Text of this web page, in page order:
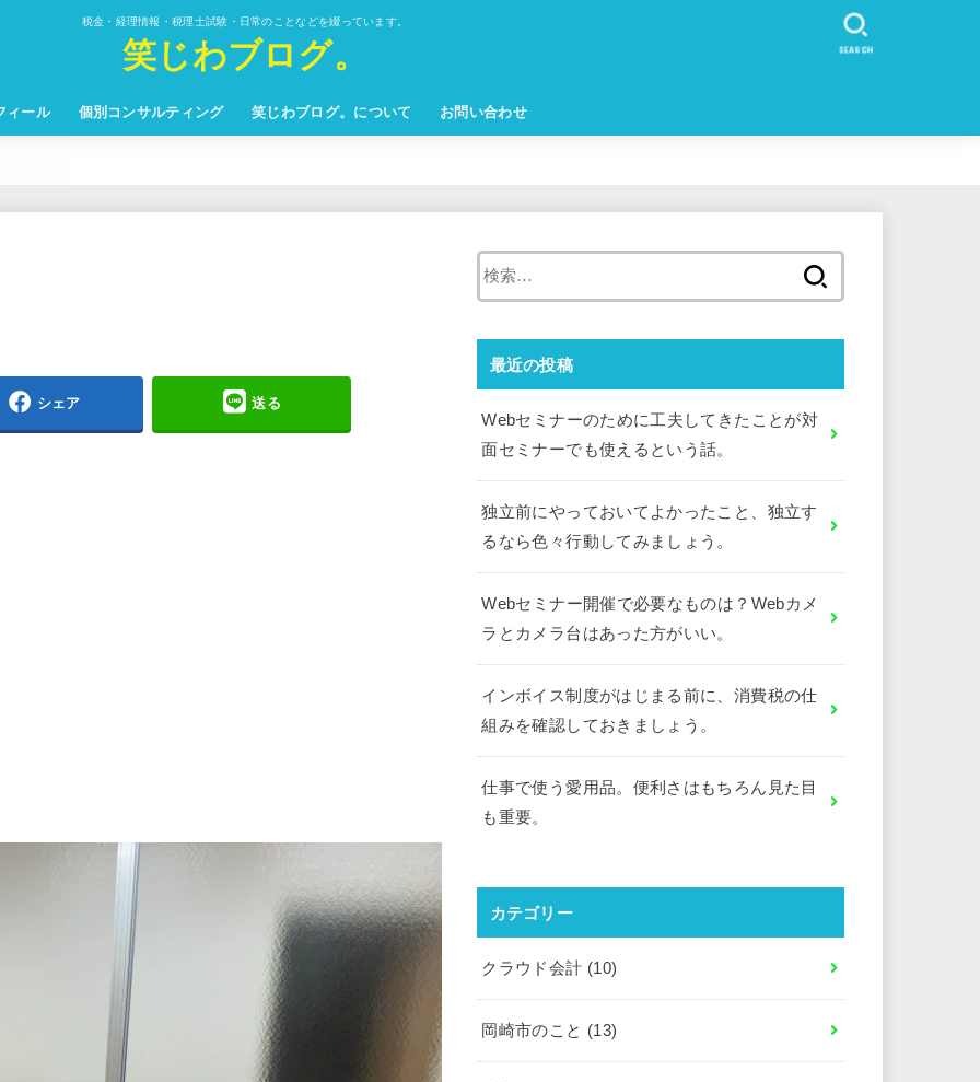
税金・経理情報・税理士試験・日常のことなどを綴っています。
笑じわブログ。
ィール 個別コンサルティング 笑じわブログ。について お問い合わせ
SEARCH
シェア 送る
最近の投稿
Webセミナーのために工夫してきたことが対
面セミナーでも使えるという話。
独立前にやっておいてよかったこと、独立す
るなら色々行動してみましょう。
Webセミナー開催で必要なものは？Webカメ
ラとカメラ台はあった方がいい。
インボイス制度がはじまる前に、消費税の仕
組みを確認しておきましょう。
仕事で使う愛用品。便利さはもちろん見た目
も重要。
カテゴリー
クラウド会計 (10)
岡崎市のこと (13)